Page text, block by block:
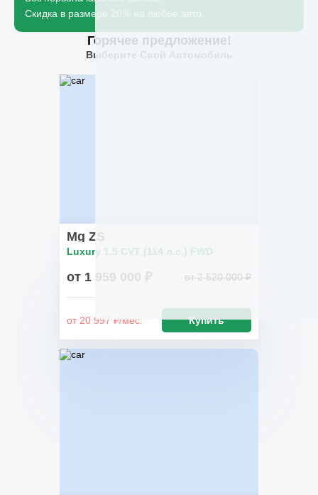
Скидка в размере 20% на любое авто.
Горячее предложение!
Выберите Свой Автомобиль
Mg ZS
Luxury 1.5 CVT (114 л.с.) FWD
от 1 959 000 ₽ от 2 520 000 ₽
от 20 997 ₽/мес. Купить